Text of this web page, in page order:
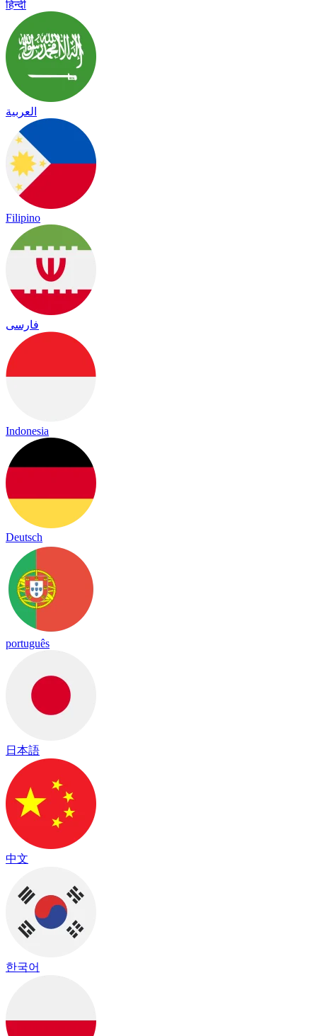
हिन्दी
العربية
Filipino
فارسی
Indonesia
Deutsch
português
日本語
中文
한국어